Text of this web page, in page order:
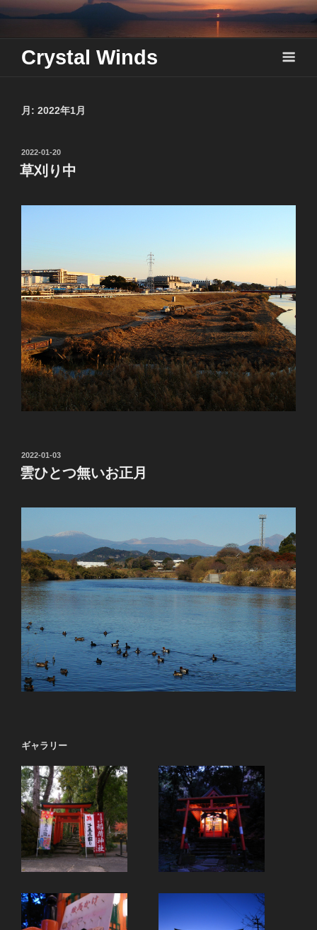
Skip
content
Crystal Winds
月: 2022年1月
投
稿
日:
2022-01-20
草刈り中
投
稿
日:
2022-01-03
雲ひとつ無いお正月
ギャラリー